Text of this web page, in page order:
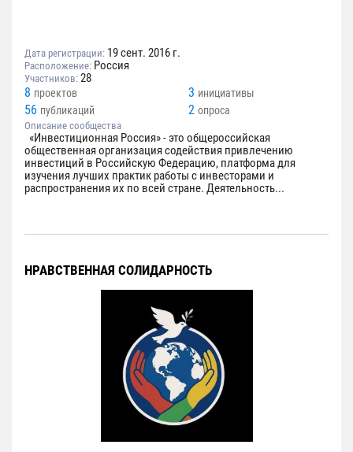
Дата регистрации: 19 сент. 2016 г.
Расположение: Россия
Участников: 28
8 проектов 3 инициативы
56 публикаций 2 опроса
Описание сообщества
«Инвестиционная Россия» - это общероссийская
общественная организация содействия привлечению
инвестиций в Российскую Федерацию, платформа для
изучения лучших практик работы с инвесторами и
распространения их по всей стране. Деятельность...
НРАВСТВЕННАЯ СОЛИДАРНОСТЬ